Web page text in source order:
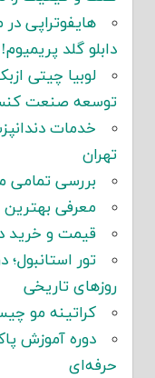
هایفوتراپی
دابلو گلد پریمیوم!
لوبیا چیتی
توسعه صنعت
خدمات
تهران
بررسی تمامی
معرفی بهترین
قیمت و خرید
تور
روزهای تاریخی
کراتینه مو
دوره آموزش
حرفه‌ای